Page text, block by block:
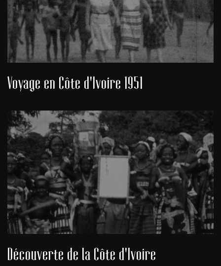
Voyage en Côte d'Ivoire 1951
Découverte de la Côte d'Ivoire